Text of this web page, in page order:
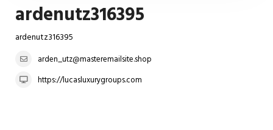
ardenutz316395
ardenutz316395
arden_utz@masteremailsite.shop
https://lucasluxurygroups.com